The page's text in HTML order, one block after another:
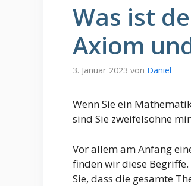
Was ist
Axiom
3. Januar 2023 von Daniel
Wenn Sie ein
sind Sie zweifelsohne
Vor allem am Anfang
finden wir diese
Sie, dass die gesamte